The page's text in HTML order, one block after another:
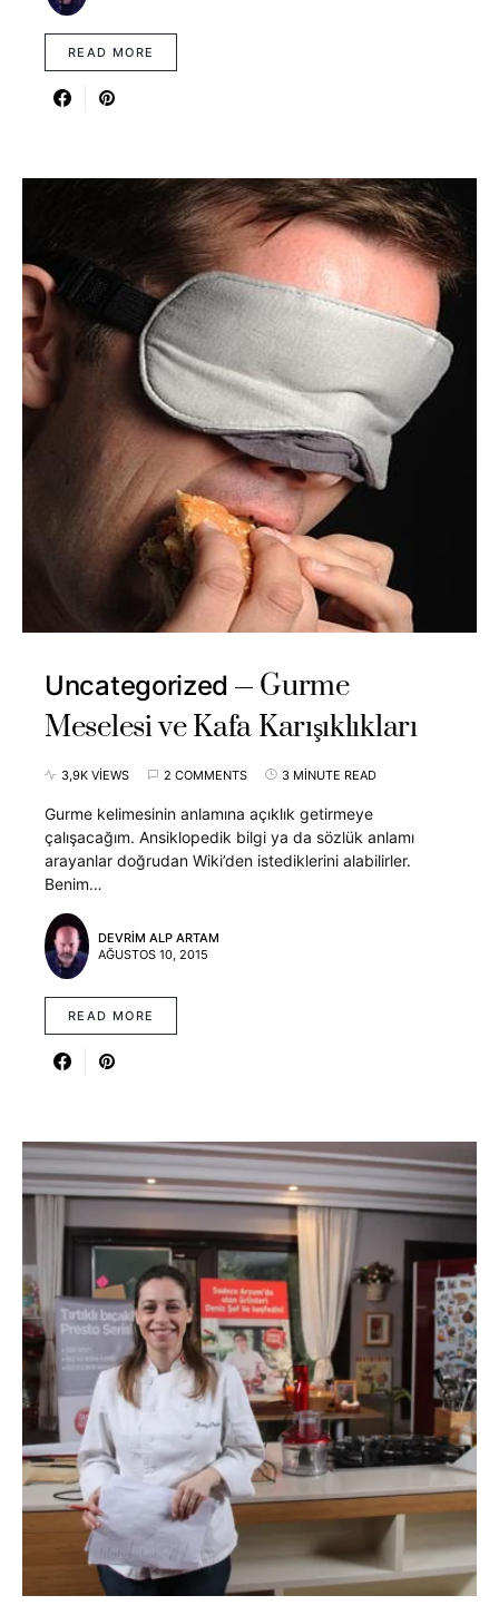
READ MORE
Uncategorized
Gurme
Meselesi ve Kafa Karışıklıkları
3,9K VIEWS 2 COMMENTS 3 MINUTE READ
Gurme kelimesinin anlamına açıklık getirmeye
çalışacağım. Ansiklopedik bilgi ya da sözlük anlamı
arayanlar doğrudan Wiki’den istediklerini alabilirler.
Benim…
DEVRIM ALP ARTAM
AĞUSTOS 10, 2015
READ MORE